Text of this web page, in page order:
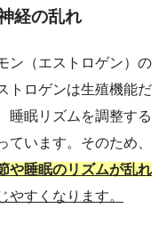
経の乱れ
ン（エストロゲン）の
トロゲンは生殖機能だ
睡眠リズムを調整する
います。そのため、
や睡眠のリズムが乱れ
やすくなります。